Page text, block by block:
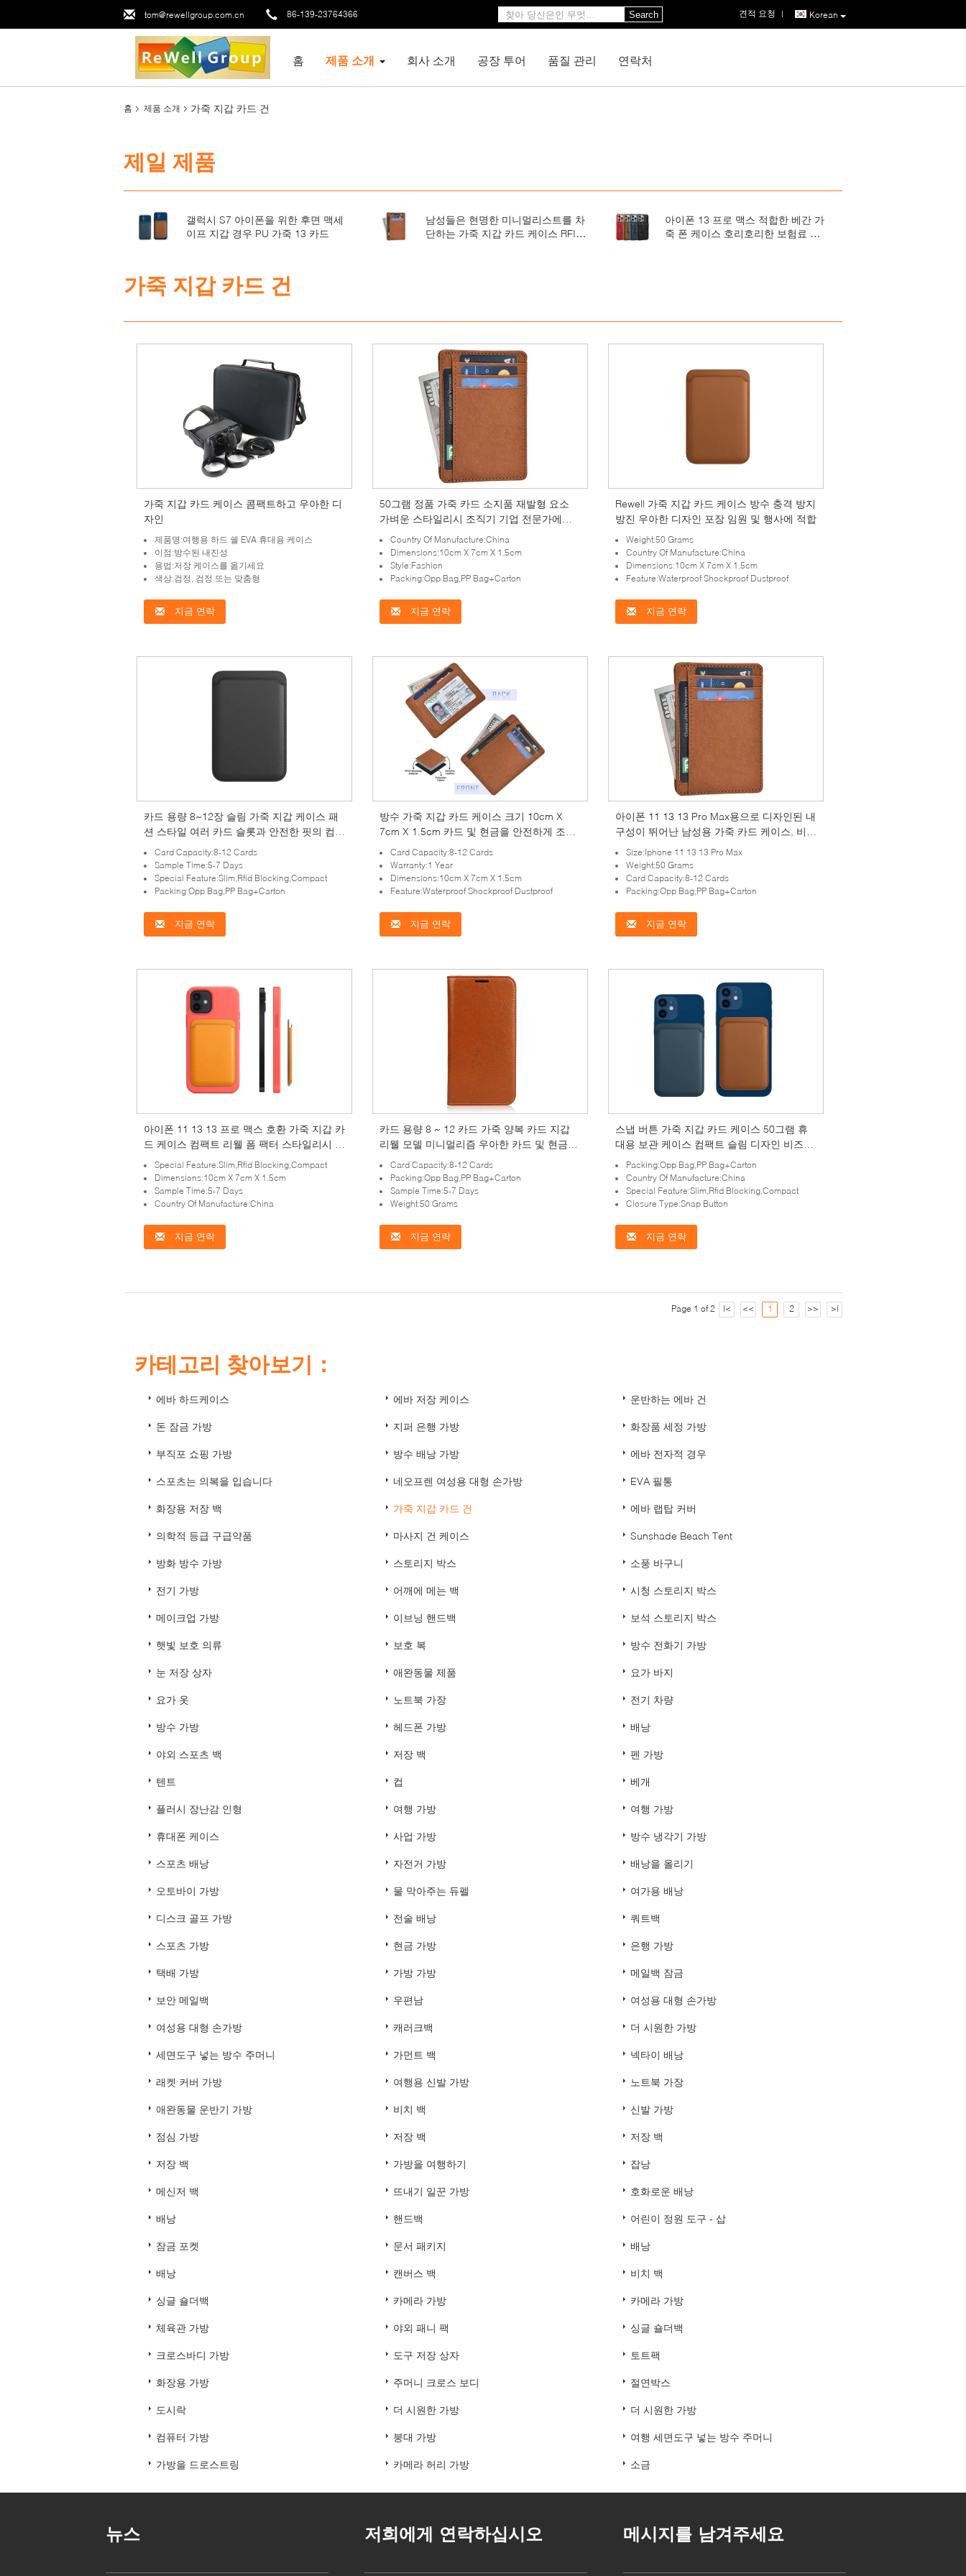
tom@rewellgroup.com.cn 86-139-23764366 Korean
견적 요청 |
Search
홈 제품 소개 회사 소개 공장 투어 품질 관리 연락처
홈 제품 소개 가죽 지갑 카드 건
제일 제품
갤럭시 S7 아이폰을 위한 후면 맥세
이프 지갑 경우 PU 가죽 13 카드
남성들은 현명한 미니멀리스트를 차
단하는 가죽 지갑 카드 케이스 RFID
아이폰 13 프로 맥스 적합한 베간 가
죽 폰 케이스 호리호리한 보험료 고
가죽 지갑 카드 건
가죽 지갑 카드 케이스 콤팩트하고 우아한 디
자인
제품명:여행용 하드 쉘 EVA 휴대용 케이스
이점:방수된 내진성
용법:저장 케이스를 옮기세요
색상:검정, 검정 또는 맞춤형
지금 연락
50그램 정품 가죽 카드 소지품 재발형 요소
가벼운 스타일리시 조직기 기업 전문가에게
이상적입니다
Country Of Manufacture:China
Dimensions:10cm X 7cm X 1.5cm
Style:Fashion
Packing:Opp Bag,PP Bag+Carton
지금 연락
Rewell 가죽 지갑 카드 케이스 방수 충격 방지
방진 우아한 디자인 포장 임원 및 행사에 적합
Weight:50 Grams
Country Of Manufacture:China
Dimensions:10cm X 7cm X 1.5cm
Feature:Waterproof Shockproof Dustproof
지금 연락
카드 용량 8~12장 슬림 가죽 지갑 케이스 패
션 스타일 여러 카드 슬롯과 안전한 핏의 컴팩
트 지갑
Card Capacity:8-12 Cards
Sample Time:5-7 Days
Special Feature:Slim,Rfid Blocking,Compact
Packing:Opp Bag,PP Bag+Carton
지금 연락
방수 가죽 지갑 카드 케이스 크기 10cm X
7cm X 1.5cm 카드 및 현금을 안전하게 조직
하는 데 적합합니다
Card Capacity:8-12 Cards
Warranty:1 Year
Dimensions:10cm X 7cm X 1.5cm
Feature:Waterproof Shockproof Dustproof
지금 연락
아이폰 11 13 13 Pro Max용으로 디자인된 내
구성이 뛰어난 남성용 가죽 카드 케이스, 비즈
니스 임원을 위한 컴팩트하고 스타일리시한
디자인
Size:Iphone 11 13 13 Pro Max
Weight:50 Grams
Card Capacity:8-12 Cards
Packing:Opp Bag,PP Bag+Carton
지금 연락
아이폰 11 13 13 프로 맥스 호환 가죽 지갑 카
드 케이스 컴팩트 리웰 폼 팩터 스타일리시 내
구성 보호
Special Feature:Slim,Rfid Blocking,Compact
Dimensions:10cm X 7cm X 1.5cm
Sample Time:5-7 Days
Country Of Manufacture:China
지금 연락
카드 용량 8 ~ 12 카드 가죽 양복 카드 지갑
리웰 모델 미니멀리즘 우아한 카드 및 현금의
안전한 저장장
Card Capacity:8-12 Cards
Packing:Opp Bag,PP Bag+Carton
Sample Time:5-7 Days
Weight:50 Grams
지금 연락
스냅 버튼 가죽 지갑 카드 케이스 50그램 휴
대용 보관 케이스 컴팩트 슬림 디자인 비즈니
스 전문가에게 이상적
Packing:Opp Bag,PP Bag+Carton
Country Of Manufacture:China
Special Feature:Slim,Rfid Blocking,Compact
Closure Type:Snap Button
지금 연락
Page 1 of 2 |< << 1 2 >> >|
카테고리 찾아보기：
에바 하드케이스 에바 저장 케이스 운반하는 에바 건
돈 잠금 가방 지퍼 은행 가방 화장품 세정 가방
부직포 쇼핑 가방 방수 배낭 가방 에바 전자적 경우
스포츠는 의복을 입습니다 네오프렌 여성용 대형 손가방 EVA 필통
화장용 저장 백 가죽 지갑 카드 건 에바 랩탑 커버
의학적 등급 구급약품 마사지 건 케이스 Sunshade Beach Tent
방화 방수 가방 스토리지 박스 소풍 바구니
전기 가방 어깨에 메는 백 시청 스토리지 박스
메이크업 가방 이브닝 핸드백 보석 스토리지 박스
햇빛 보호 의류 보호 복 방수 전화기 가방
눈 저장 상자 애완동물 제품 요가 바지
요가 옷 노트북 가장 전기 차량
방수 가방 헤드폰 가방 배낭
야외 스포츠 백 저장 백 펜 가방
텐트 컵 베개
플러시 장난감 인형 여행 가방 여행 가방
휴대폰 케이스 사업 가방 방수 냉각기 가방
스포츠 배낭 자전거 가방 배낭을 올리기
오토바이 가방 물 막아주는 듀펠 여가용 배낭
디스크 골프 가방 전술 배낭 쿼트백
스포츠 가방 현금 가방 은행 가방
택배 가방 가방 가방 메일백 잠금
보안 메일백 우편남 여성용 대형 손가방
여성용 대형 손가방 캐러크백 더 시원한 가방
세면도구 넣는 방수 주머니 가먼트 백 넥타이 배낭
래켓 커버 가방 여행용 신발 가방 노트북 가장
애완동물 운반기 가방 비치 백 신발 가방
점심 가방 저장 백 저장 백
저장 백 가방을 여행하기 잡낭
메신저 백 뜨내기 일꾼 가방 호화로운 배낭
배낭 핸드백 어린이 정원 도구 - 삽
잠금 포켓 문서 패키지 배낭
배낭 캔버스 백 비치 백
싱글 숄더백 카메라 가방 카메라 가방
체육관 가방 야외 패니 팩 싱글 숄더백
크로스바디 가방 도구 저장 상자 토트팩
화장용 가방 주머니 크로스 보디 절연박스
도시락 더 시원한 가방 더 시원한 가방
컴퓨터 가방 붕대 가방 여행 세면도구 넣는 방수 주머니
가방을 드로스트링 카메라 허리 가방 소금
뉴스 저희에게 연락하십시오 메시지를 남겨주세요